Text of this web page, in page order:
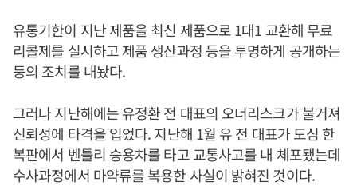
유통기한이 지난 제품을 최신 제품으로 1대1 교환해 무료
리콜제를 실시하고 제품 생산과정 등을 투명하게 공개하는
등의 조치를 내놨다.
그러나 지난해에는 유정환 전 대표의 오너리스크가 불거져
신뢰성에 타격을 입었다. 지난해 1월 유 전 대표가 도심 한
복판에서 벤틀리 승용차를 타고 교통사고를 내 체포됐는데
수사과정에서 마약류를 복용한 사실이 밝혀진 것이다.